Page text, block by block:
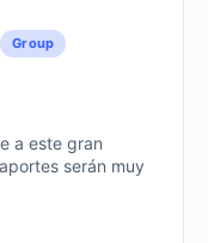
Group
a este gran
serán muy